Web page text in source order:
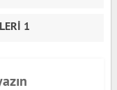
1